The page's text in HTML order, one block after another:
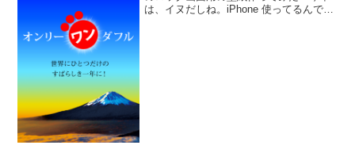
は、イヌだしね。iPhone 使ってるんで、